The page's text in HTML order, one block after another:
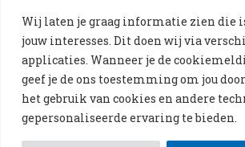
Wij laten je graag informatie zien die
jouw interesses. Dit doen wij via
applicaties. Wanneer je de
geef je de ons toestemming om jou
het gebruik van cookies en andere
gepersonaliseerde ervaring te bieden.
—Privacy policy
© 2026 ONS Magazine